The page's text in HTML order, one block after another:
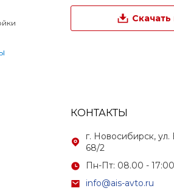
Скачать
КОНТАКТЫ
г. Новосибирск,
68/2
Пн-Пт: 08.00 - 17:00
info@ais-avto.ru